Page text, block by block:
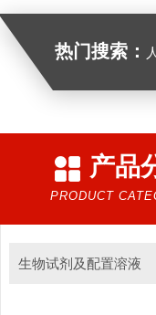
热门搜索：
产品
PRODUCT
生物试剂及配置溶液